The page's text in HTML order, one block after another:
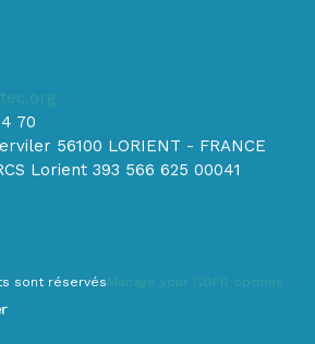
70
56100 LORIENT - FRANCE
Lorient 393 566 625 00041
sont réservés